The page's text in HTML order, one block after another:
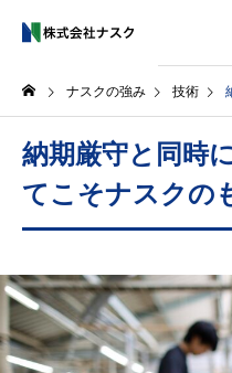
ナスクの強み 技術
納期厳守と同時
てこそナスクの